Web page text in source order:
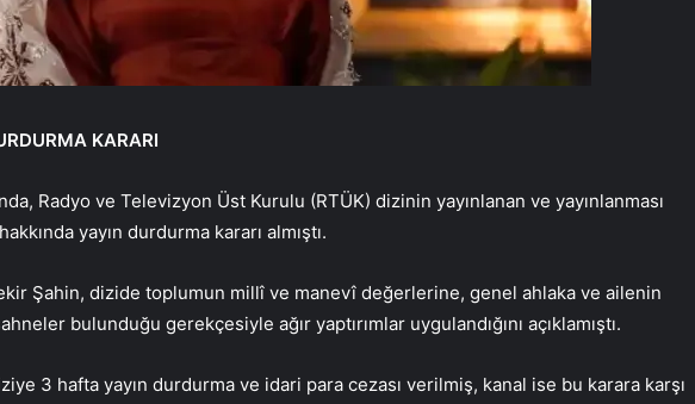
KARARI
Radyo ve Televizyon Üst Kurulu (RTÜK) dizinin yayınlanan ve yayınlanması
yayın durdurma kararı almıştı.
Şahin, dizide toplumun millî ve manevî değerlerine, genel ahlaka ve ailenin
bulunduğu gerekçesiyle ağır yaptırımlar uygulandığını açıklamıştı.
3 hafta yayın durdurma ve idari para cezası verilmiş, kanal ise bu karara karşı